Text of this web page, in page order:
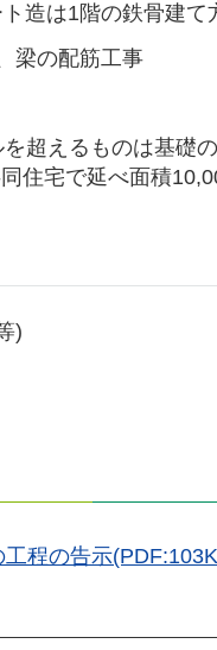
造は1階の鉄骨建て
梁の配筋工事
超えるものは基礎
住宅で延べ面積
)
程の告示